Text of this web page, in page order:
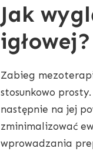
Jak
igłowej?
Zabieg
stosunkowo
następnie na jej
zminimalizować
wprowadzania